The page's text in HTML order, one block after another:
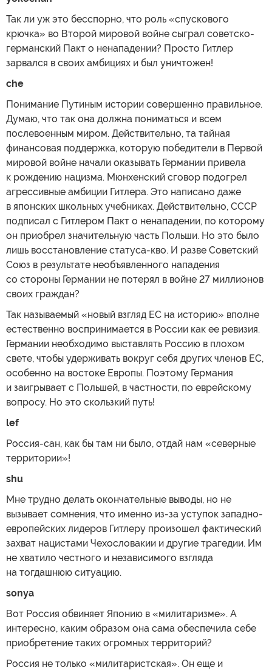
Так ли уж это бесспорно, что роль «спускового
крючка» во Второй мировой войне сыграл советско-
германский Пакт о ненападении? Просто Гитлер
зарвался в своих амбициях и был уничтожен!
che
Понимание Путиным истории совершенно правильное.
Думаю, что так она должна пониматься и всем
послевоенным миром. Действительно, та тайная
финансовая поддержка, которую победители в Первой
мировой войне начали оказывать Германии привела
к рождению нацизма. Мюнхенский сговор подогрел
агрессивные амбиции Гитлера. Это написано даже
в японских школьных учебниках. Действительно, СССР
подписал с Гитлером Пакт о ненападении, по которому
он приобрел значительную часть Польши. Но это было
лишь восстановление статуса-кво. И разве Советский
Союз в результате необъявленного нападения
со стороны Германии не потерял в войне 27 миллионов
своих граждан?
Так называемый «новый взгляд ЕС на историю» вполне
естественно воспринимается в России как ее ревизия.
Германии необходимо выставлять Россию в плохом
свете, чтобы удерживать вокруг себя других членов ЕС,
особенно на востоке Европы. Поэтому Германия
и заигрывает с Польшей, в частности, по еврейскому
вопросу. Но это скользкий путь!
lef
Россия-сан, как бы там ни было, отдай нам «северные
территории»!
shu
Мне трудно делать окончательные выводы, но не
вызывает сомнения, что именно из-за уступок западно-
европейских лидеров Гитлеру произошел фактический
захват нацистами Чехословакии и другие трагедии. Им
не хватило честного и независимого взгляда
на тогдашнюю ситуацию.
sonya
Вот Россия обвиняет Японию в «милитаризме». А
интересно, каким образом она сама обеспечила себе
приобретение таких огромных территорий?
Россия не только «милитаристская». Он еще и